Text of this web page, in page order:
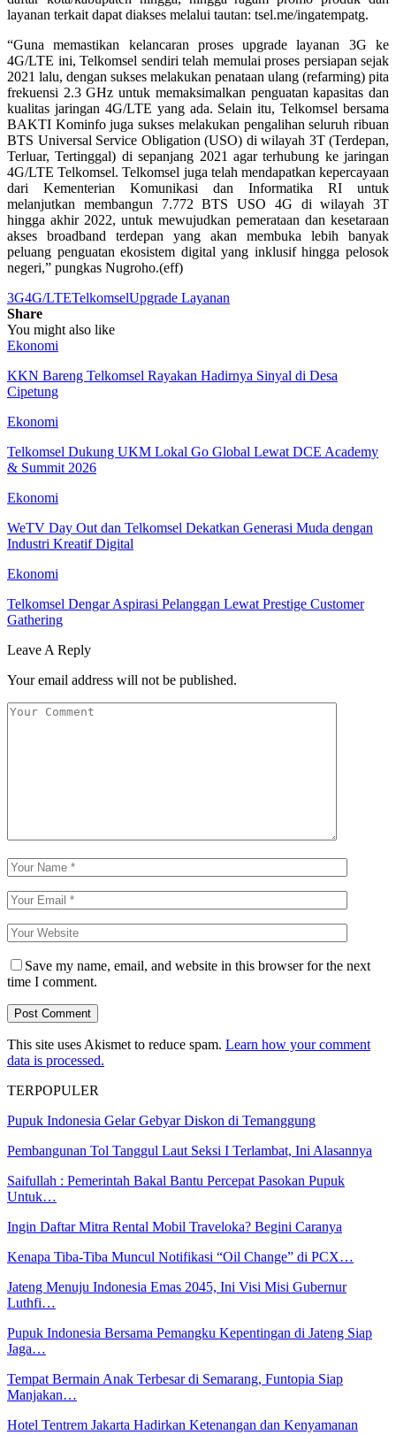
layanan terkait dapat diakses melalui tautan: tsel.me/ingatempatg.
“Guna memastikan kelancaran proses upgrade layanan 3G ke
4G/LTE ini, Telkomsel sendiri telah memulai proses persiapan sejak
2021 lalu, dengan sukses melakukan penataan ulang (refarming) pita
frekuensi 2.3 GHz untuk memaksimalkan penguatan kapasitas dan
kualitas jaringan 4G/LTE yang ada. Selain itu, Telkomsel bersama
BAKTI Kominfo juga sukses melakukan pengalihan seluruh ribuan
BTS Universal Service Obligation (USO) di wilayah 3T (Terdepan,
Terluar, Tertinggal) di sepanjang 2021 agar terhubung ke jaringan
4G/LTE Telkomsel. Telkomsel juga telah mendapatkan kepercayaan
dari Kementerian Komunikasi dan Informatika RI untuk
melanjutkan membangun 7.772 BTS USO 4G di wilayah 3T
hingga akhir 2022, untuk mewujudkan pemerataan dan kesetaraan
akses broadband terdepan yang akan membuka lebih banyak
peluang penguatan ekosistem digital yang inklusif hingga pelosok
negeri,” pungkas Nugroho.(eff)
3G4G/LTETelkomselUpgrade Layanan
Share
You might also like
Ekonomi
KKN Bareng Telkomsel Rayakan Hadirnya Sinyal di Desa
Cipetung
Ekonomi
Telkomsel Dukung UKM Lokal Go Global Lewat DCE Academy
& Summit 2026
Ekonomi
WeTV Day Out dan Telkomsel Dekatkan Generasi Muda dengan
Industri Kreatif Digital
Ekonomi
Telkomsel Dengar Aspirasi Pelanggan Lewat Prestige Customer
Gathering
Leave A Reply
Your email address will not be published.
Save my name, email, and website in this browser for the next
time I comment.
This site uses Akismet to reduce spam. Learn how your comment
data is processed.
TERPOPULER
Pupuk Indonesia Gelar Gebyar Diskon di Temanggung
Pembangunan Tol Tanggul Laut Seksi I Terlambat, Ini Alasannya
Saifullah : Pemerintah Bakal Bantu Percepat Pasokan Pupuk
Untuk…
Ingin Daftar Mitra Rental Mobil Traveloka? Begini Caranya
Kenapa Tiba-Tiba Muncul Notifikasi “Oil Change” di PCX…
Jateng Menuju Indonesia Emas 2045, Ini Visi Misi Gubernur
Luthfi…
Pupuk Indonesia Bersama Pemangku Kepentingan di Jateng Siap
Jaga…
Tempat Bermain Anak Terbesar di Semarang, Funtopia Siap
Manjakan…
Hotel Tentrem Jakarta Hadirkan Ketenangan dan Kenyamanan